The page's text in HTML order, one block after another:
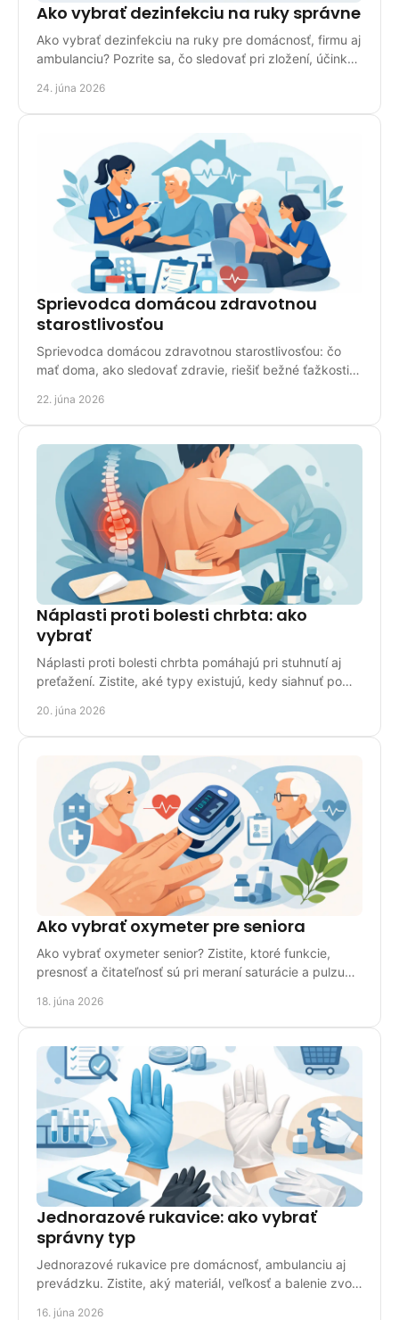
Ako vybrať dezinfekciu na ruky správne
Ako vybrať dezinfekciu na ruky pre domácnosť, firmu aj
ambulanciu? Pozrite sa, čo sledovať pri zložení, účinku,
24. júna 2026
Sprievodca domácou zdravotnou
starostlivosťou
Sprievodca domácou zdravotnou starostlivosťou: čo
mať doma, ako sledovať zdravie, riešiť bežné ťažkosti a
22. júna 2026
Náplasti proti bolesti chrbta: ako
vybrať
Náplasti proti bolesti chrbta pomáhajú pri stuhnutí aj
preťažení. Zistite, aké typy existujú, kedy siahnuť po
20. júna 2026
Ako vybrať oxymeter pre seniora
Ako vybrať oxymeter senior? Zistite, ktoré funkcie,
presnosť a čitateľnosť sú pri meraní saturácie a pulzu
18. júna 2026
Jednorazové rukavice: ako vybrať
správny typ
Jednorazové rukavice pre domácnosť, ambulanciu aj
prevádzku. Zistite, aký materiál, veľkosť a balenie zvoliť
16. júna 2026